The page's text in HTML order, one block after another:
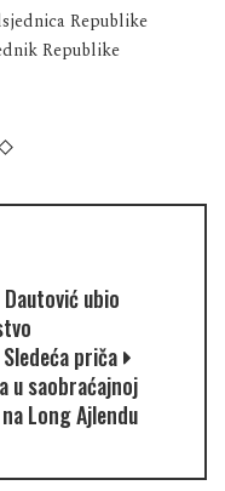
Republike
Republike
ubio
Sledeća priča
u saobraćajnoj
Long Ajlendu